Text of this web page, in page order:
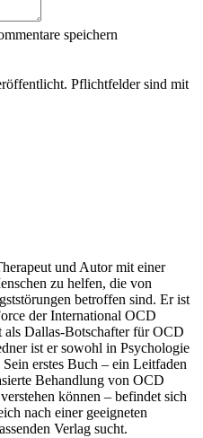
speichern
Pflichtfelder sind mit
und Autor mit einer
zu helfen, die von
betroffen sind. Er ist
der International OCD
Dallas-Botschafter für OCD
ist er sowohl in Psychologie
erstes Buch – ein Leitfaden
Behandlung von OCD
können – befindet sich
nach einer geeigneten
Verlag sucht.